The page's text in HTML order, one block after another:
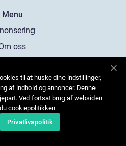
Menu
oss
oss
til at huske dine indstillinger,
af indhold og annoncer. Denne
Ved fortsat brug af websiden
cookiepolitikken.
Privatlivspolitik